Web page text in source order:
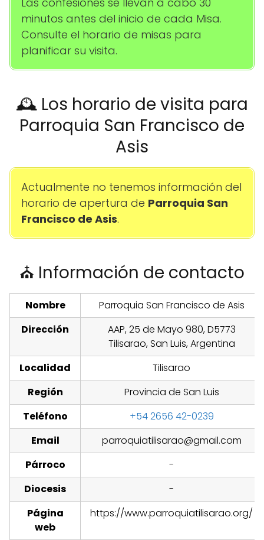
minutos antes del inicio de cada Misa.
Consulte el horario de misas para
planificar su visita.
🕰️ Los horario de visita para
Parroquia San Francisco de
Asis
Actualmente no tenemos información del
horario de apertura de Parroquia San
Francisco de Asis.
⛪ Información de contacto
Nombre
Parroquia San Francisco de Asis
Dirección
AAP, 25 de Mayo 980, D5773
Tilisarao, San Luis, Argentina
Localidad
Tilisarao
Región
Provincia de San Luis
Teléfono
+54 2656 42-0239
Email
parroquiatilisarao@gmail.com
Párroco
-
Diocesis
-
Página
web
https://www.parroquiatilisarao.org/